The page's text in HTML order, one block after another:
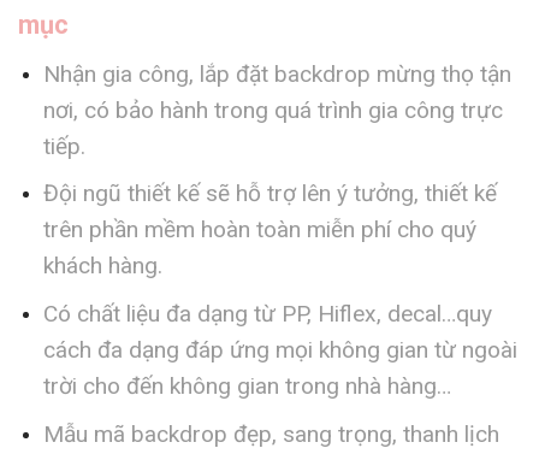
mục
Nhận gia công, lắp đặt backdrop mừng thọ tận
nơi, có bảo hành trong quá trình gia công trực
tiếp.
Đội ngũ thiết kế sẽ hỗ trợ lên ý tưởng, thiết kế
trên phần mềm hoàn toàn miễn phí cho quý
khách hàng.
Có chất liệu đa dạng từ PP, Hiflex, decal…quy
cách đa dạng đáp ứng mọi không gian từ ngoài
trời cho đến không gian trong nhà hàng…
Mẫu mã backdrop đẹp, sang trọng, thanh lịch